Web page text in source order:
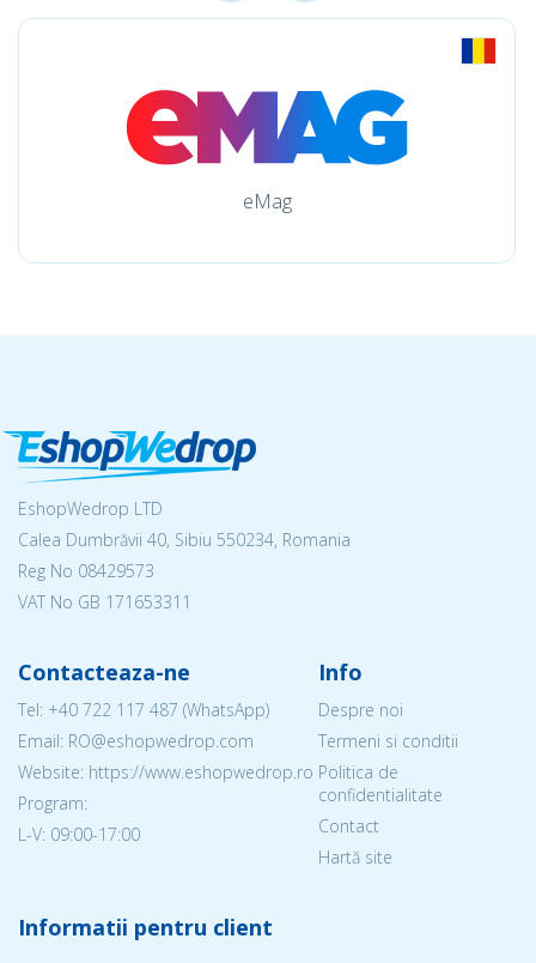
eMag
EshopWedrop LTD
Calea Dumbrăvii 40, Sibiu 550234, Romania
Reg No 08429573
VAT No GB 171653311
Contacteaza-ne
Tel: +40 722 117 487 (WhatsApp)
Email: RO@eshopwedrop.com
Website: https://www.eshopwedrop.ro
Program:
L-V: 09:00-17:00
Info
Despre noi
Termeni si conditii
Politica de
confidentialitate
Contact
Hartă site
Informatii pentru client